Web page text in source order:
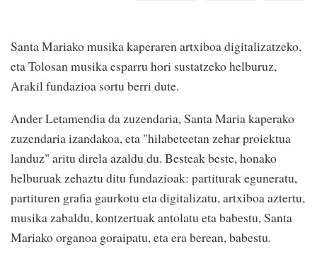
Santa Mariako musika kaperaren artxiboa digitalizatzeko,
eta Tolosan musika esparru hori sustatzeko helburuz,
Arakil fundazioa sortu berri dute.
Ander Letamendia da zuzendaria, Santa Maria kaperako
zuzendaria izandakoa, eta "hilabeteetan zehar proiektua
landuz" aritu direla azaldu du. Besteak beste, honako
helburuak zehaztu ditu fundazioak: partiturak eguneratu,
partituren grafia gaurkotu eta digitalizatu, artxiboa aztertu,
musika zabaldu, kontzertuak antolatu eta babestu, Santa
Mariako organoa goraipatu, eta era berean, babestu.